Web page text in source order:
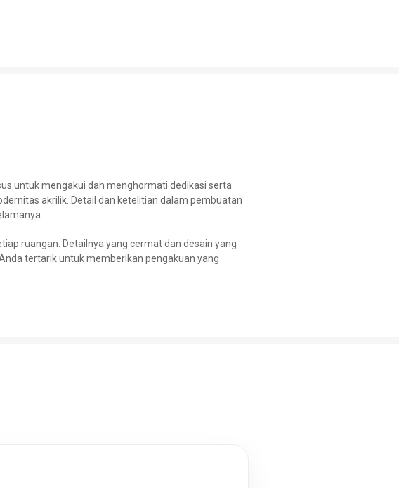
untuk mengakui dan menghormati dedikasi serta
akrilik. Detail dan ketelitian dalam pembuatan
ruangan. Detailnya yang cermat dan desain yang
tertarik untuk memberikan pengakuan yang